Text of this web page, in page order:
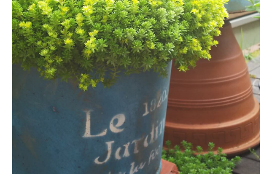
お知らせ
お問い合わせ・資料請求
SNS